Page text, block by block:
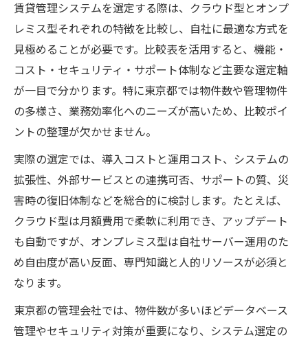
賃貸管理システムを選定する際は、クラウド型とオンプ
レミス型それぞれの特徴を比較し、自社に最適な方式を
見極めることが必要です。比較表を活用すると、機能・
コスト・セキュリティ・サポート体制など主要な選定軸
が一目で分かります。特に東京都では物件数や管理物件
の多様さ、業務効率化へのニーズが高いため、比較ポイ
ントの整理が欠かせません。
実際の選定では、導入コストと運用コスト、システムの
拡張性、外部サービスとの連携可否、サポートの質、災
害時の復旧体制などを総合的に検討します。たとえば、
クラウド型は月額費用で柔軟に利用でき、アップデート
も自動ですが、オンプレミス型は自社サーバー運用のた
め自由度が高い反面、専門知識と人的リソースが必須と
なります。
東京都の管理会社では、物件数が多いほどデータベース
管理やセキュリティ対策が重要になり、システム選定の